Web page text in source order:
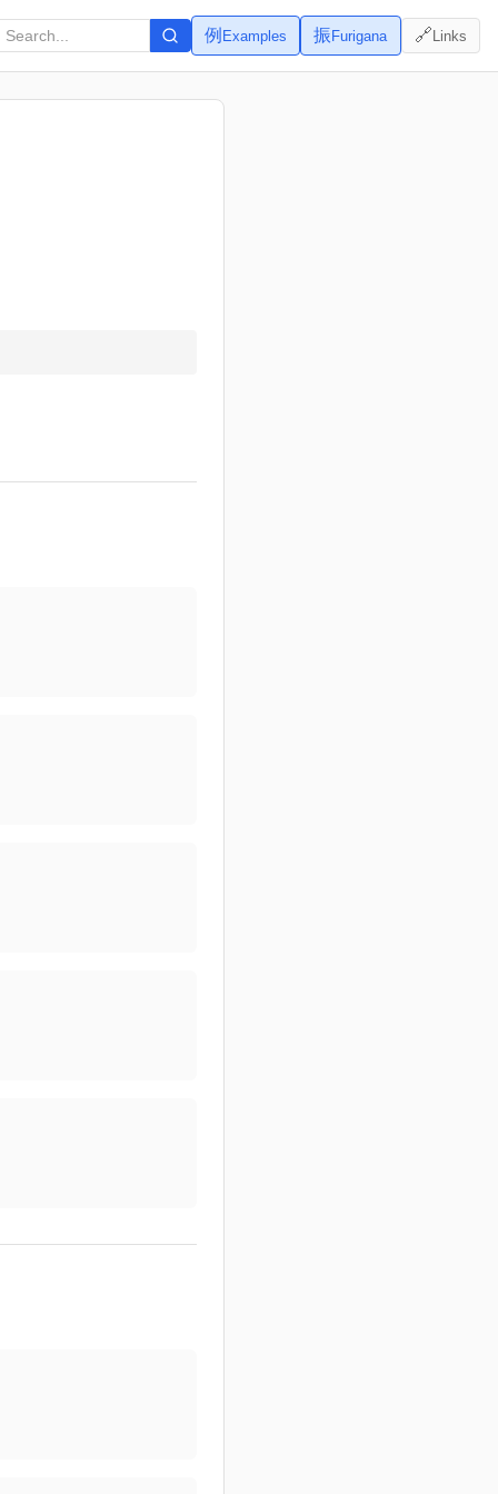
例 Examples 振Furigana 🔗Links